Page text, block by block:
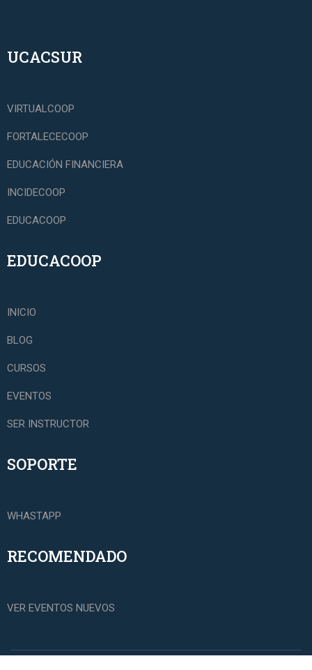
UCACSUR
VIRTUALCOOP
FORTALECECOOP
EDUCACIÓN FINANCIERA
INCIDECOOP
EDUCACOOP
EDUCACOOP
INICIO
BLOG
CURSOS
EVENTOS
SER INSTRUCTOR
SOPORTE
WHASTAPP
RECOMENDADO
VER EVENTOS NUEVOS